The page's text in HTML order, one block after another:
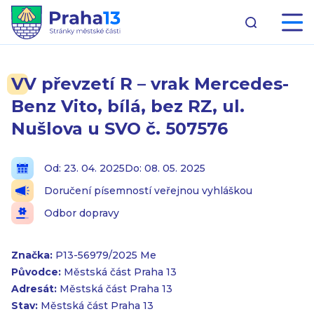
VV převzetí R – vrak Mercedes-
Benz Vito, bílá, bez RZ, ul.
Nušlova u SVO č. 507576
Od: 23. 04. 2025Do: 08. 05. 2025
Doručení písemností veřejnou vyhláškou
Odbor dopravy
Značka: P13-56979/2025 Me
Původce: Městská část Praha 13
Adresát: Městská část Praha 13
Stav: Městská část Praha 13